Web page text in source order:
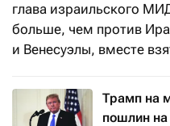
глава израильского
больше, чем против
и Венесуэлы, вместе
Трамп на
пошлин